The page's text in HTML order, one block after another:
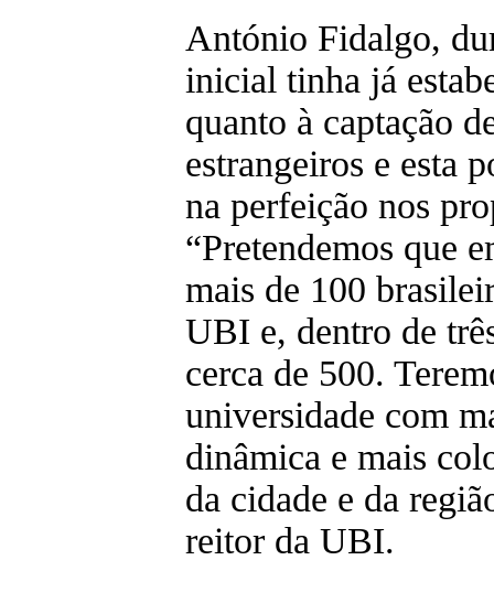
António Fidalgo,
inicial tinha já
quanto à captação
estrangeiros e esta
na perfeição nos
“Pretendemos que
mais de 100
UBI e, dentro de
cerca de 500.
universidade com
dinâmica e mais
da cidade e da
reitor da UBI.